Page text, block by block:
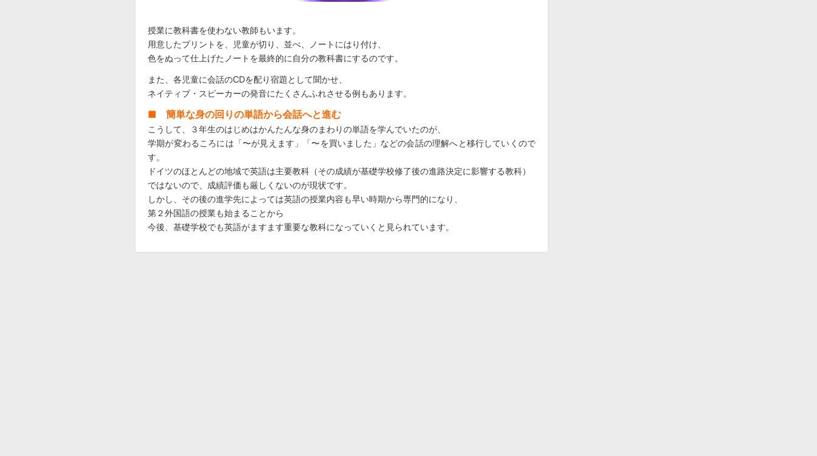
授業に教科書を使わない教師もいます。
用意したプリントを、児童が切り、並べ、ノートにはり付け、
色をぬって仕上げたノートを最終的に自分の教科書にするのです。
また、各児童に会話のCDを配り宿題として聞かせ、
ネイティブ・スピーカーの発音にたくさんふれさせる例もあります。
■ 簡単な身の回りの単語から会話へと進む
こうして、３年生のはじめはかんたんな身のまわりの単語を学んでいたのが、
学期が変わるころには「〜が見えます」「〜を買いました」などの会話の理解へと移行していくので
す。
ドイツのほとんどの地域で英語は主要教科（その成績が基礎学校修了後の進路決定に影響する教科）
ではないので、成績評価も厳しくないのが現状です。
しかし、その後の進学先によっては英語の授業内容も早い時期から専門的になり、
第２外国語の授業も始まることから
今後、基礎学校でも英語がますます重要な教科になっていくと見られています。